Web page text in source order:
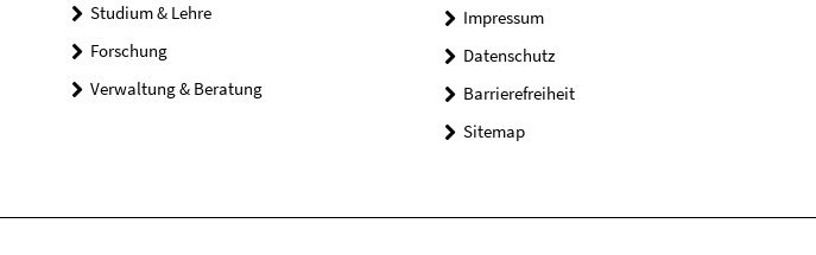
Studium & Lehre
Forschung
Verwaltung & Beratung
Impressum
Datenschutz
Barrierefreiheit
Sitemap